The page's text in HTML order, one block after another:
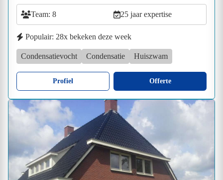
Team: 8 25 jaar expertise
Populair: 28x bekeken deze week
Condensatievocht Condensatie Huiszwam
Profiel Offerte